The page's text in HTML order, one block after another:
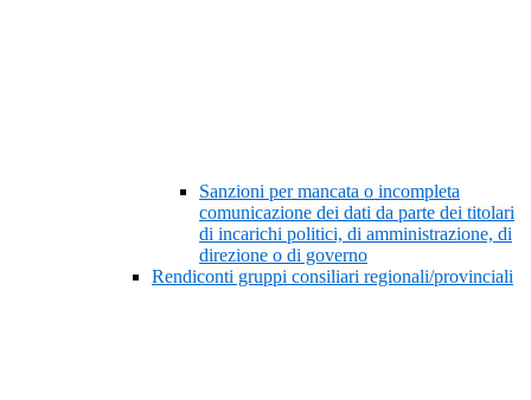
Sanzioni per mancata o incompleta
comunicazione dei dati da parte dei titolari
di incarichi politici, di amministrazione, di
direzione o di governo
Rendiconti gruppi consiliari regionali/provinciali